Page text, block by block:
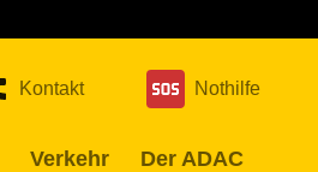
Kontakt Nothilfe
Verkehr Der ADAC